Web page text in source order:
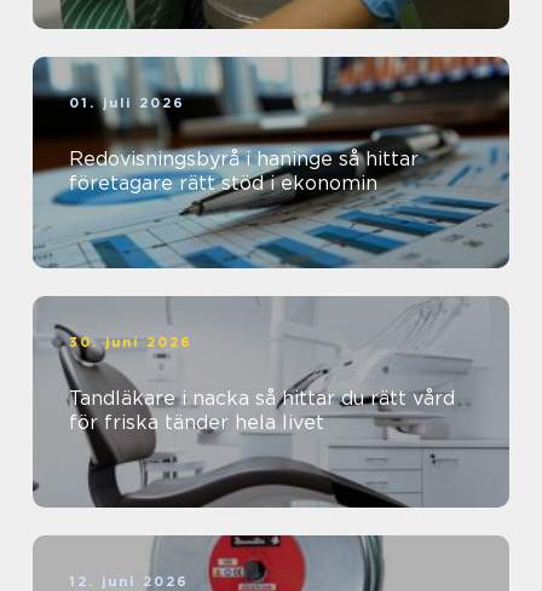
01. juli 2026
Redovisningsbyrå i haninge så hittar
företagare rätt stöd i ekonomin
30. juni 2026
Tandläkare i nacka så hittar du rätt vård
för friska tänder hela livet
12. juni 2026